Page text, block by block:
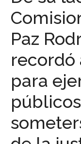
Paz
recordó
para